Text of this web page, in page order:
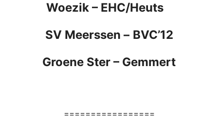
Woezik – EHC/Heuts
SV Meerssen – BVC’12
Groene Ster – Gemmert
=================